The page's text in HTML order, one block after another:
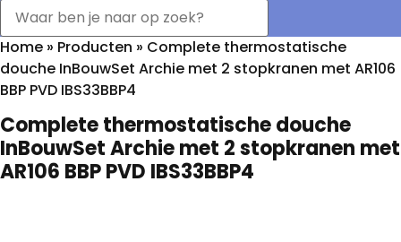
Home » Producten » Complete thermostatische
douche InBouwSet Archie met 2 stopkranen met AR106
BBP PVD IBS33BBP4
Complete thermostatische douche
InBouwSet Archie met 2 stopkranen met
AR106 BBP PVD IBS33BBP4